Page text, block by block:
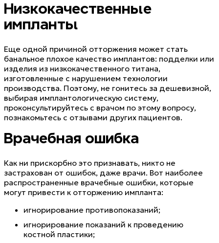
Низкокачественные
импланты
Еще одной причиной отторжения может стать
банальное плохое качество имплантов: подделки или
изделия из низкокачественного титана,
изготовленные с нарушением технологии
производства. Поэтому, не гонитесь за дешевизной,
выбирая имплантологическую систему,
проконсультируйтесь с врачом по этому вопросу,
познакомьтесь с отзывами других пациентов.
Врачебная ошибка
Как ни прискорбно это признавать, никто не
застрахован от ошибок, даже врачи. Вот наиболее
распространенные врачебные ошибки, которые
могут привести к отторжению импланта:
игнорирование противопоказаний;
игнорирование показаний к проведению
костной пластики;